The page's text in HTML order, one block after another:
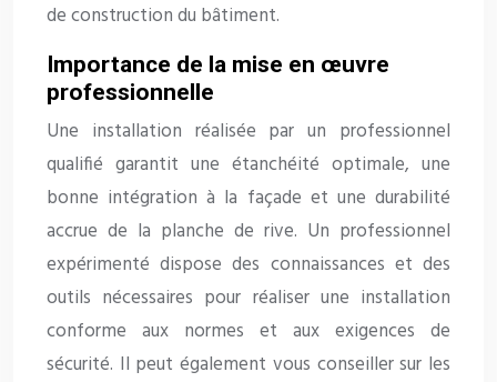
de construction du bâtiment.
Importance de la mise en œuvre
professionnelle
Une installation réalisée par un professionnel
qualifié garantit une étanchéité optimale, une
bonne intégration à la façade et une durabilité
accrue de la planche de rive. Un professionnel
expérimenté dispose des connaissances et des
outils nécessaires pour réaliser une installation
conforme aux normes et aux exigences de
sécurité. Il peut également vous conseiller sur les